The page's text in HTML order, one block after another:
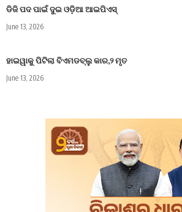
ଡିଜି ପଦ ପାଇଁ ଦୁଇ ଓଡ଼ିଆ ଆଇପିଏସ୍
June 13, 2026
ହାଇୱାକୁ ପିଟିଲା ବିଏମଡବ୍ଲୁ କାର,୨ ମୃତ
June 13, 2026